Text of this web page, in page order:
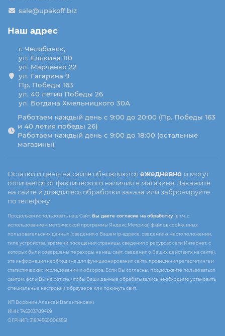
sale@upakoff.biz
Наш адрес
г. Челябинск,
ул. Елькина 110
ул. Марченко 22
ул. Гагарина 9
Пр. Победы 163
ул. 40 летия Победы 26
ул. Богдана Хмельницкого 30А
Работаем каждый день с 9:00 до 20:00 (Пр. Победы 163
и 40 летия победы 26)
Работаем каждый день с 9:00 до 18:00 (остальные
магазины)
Остатки и цены на сайте обновляются ежедневно и могут
отличается от фактического наличия в магазине. Закажите
на сайте и дождитесь обработки заказа или забронируйте
по телефону
Продолжая использовать наш Сайт, Вы даете согласие на обработку (в т.ч. с
использованием метрической программы Яндекс.Метрика) файлов cookie, иных
пользовательских данных (сведения о Вашем ip-адресе, сведения о местоположении,
типе устройства, времени посещения страницы, сведения о ресурсах сети Интернет, с
которых были совершены переходы на наш сайт, сведения о Ваших действиях на сайте),
эта информация необходима для функционирования сайта, проведения ретаргетинга и
статистических исследований и обзоров. Если Вы согласны, продолжайте пользоваться
сайтом, если Вы не хотите, чтобы Ваши данные обрабатывались необходимо установить
специальные настройки в браузере или покинуть сайт.
ИП Воронин Алексей Валентинович
ИНН: 745303789469
ОГРНИП: 318745600063551